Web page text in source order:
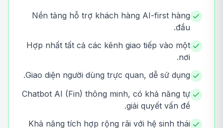
Nền tảng hỗ trợ khách hàng AI-first hàng
đầu.
Hợp nhất tất cả các kênh giao tiếp vào một
nơi.
Giao diện người dùng trực quan, dễ sử dụng.
Chatbot AI (Fin) thông minh, có khả năng tự
giải quyết vấn đề.
Khả năng tích hợp rộng rãi với hệ sinh thái